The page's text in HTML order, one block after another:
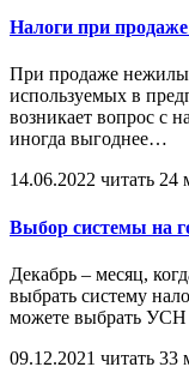
Налоги при
При продаже
используемых в
возникает вопрос с
иногда выгоднее…
14.06.2022 читать 24
Выбор системы на
Декабрь – месяц,
выбрать систему
можете выбрать УСН
09.12.2021 читать 33